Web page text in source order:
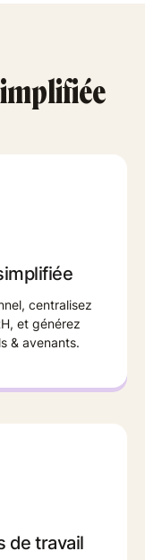
centralisez
et générez
& avenants.
de travail